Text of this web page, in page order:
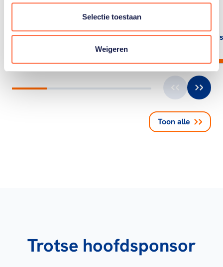
Selectie toestaan
Weigeren
Lees artikel
Toon alle
Trotse hoofdsponsor